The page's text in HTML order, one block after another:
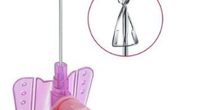
Bezpieczna linia naczyniowa
Aplikator mini Spike